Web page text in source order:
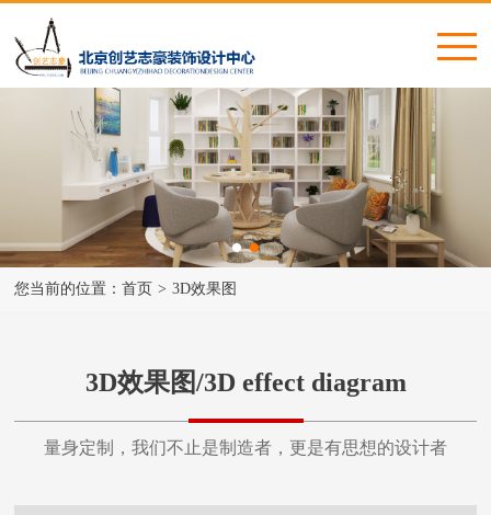
您当前的位置：首页 > 3D效果图
3D效果图/3D effect diagram
量身定制，我们不止是制造者，更是有思想的设计者